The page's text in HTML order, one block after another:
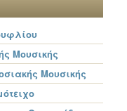
Μουσικής
Μουσικής